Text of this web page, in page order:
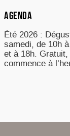
AGENDA
Été 2026 :
samedi, de 10h
et à 18h.
commence à